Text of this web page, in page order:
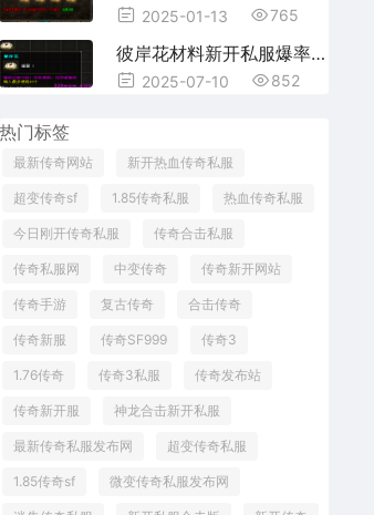
2025-01-13 765
彼岸花材料新开私服爆率地图Top3揭秘
2025-07-10 852
热门标签
最新传奇网站 新开热血传奇私服
超变传奇sf 1.85传奇私服 热血传奇私服
今日刚开传奇私服 传奇合击私服
传奇私服网 中变传奇 传奇新开网站
传奇手游 复古传奇 合击传奇
传奇新服 传奇SF999 传奇3
1.76传奇 传奇3私服 传奇发布站
传奇新开服 神龙合击新开私服
最新传奇私服发布网 超变传奇私服
1.85传奇sf 微变传奇私服发布网